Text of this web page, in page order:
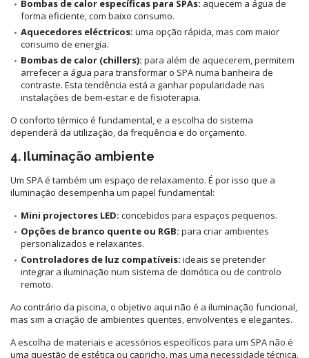
Bombas de calor específicas para SPAs: aquecem a água de
forma eficiente, com baixo consumo.
Aquecedores eléctricos: uma opção rápida, mas com maior
consumo de energia.
Bombas de calor (chillers): para além de aquecerem, permitem
arrefecer a água para transformar o SPA numa banheira de
contraste. Esta tendência está a ganhar popularidade nas
instalações de bem-estar e de fisioterapia.
O conforto térmico é fundamental, e a escolha do sistema
dependerá da utilização, da frequência e do orçamento.
4. Iluminação ambiente
Um SPA é também um espaço de relaxamento. É por isso que a
iluminação desempenha um papel fundamental:
Mini projectores LED: concebidos para espaços pequenos.
Opções de branco quente ou RGB: para criar ambientes
personalizados e relaxantes.
Controladores de luz compatíveis: ideais se pretender
integrar a iluminação num sistema de domótica ou de controlo
remoto.
Ao contrário da piscina, o objetivo aqui não é a iluminação funcional,
mas sim a criação de ambientes quentes, envolventes e elegantes.
A escolha de materiais e acessórios específicos para um SPA não é
uma questão de estética ou capricho, mas uma necessidade técnica.